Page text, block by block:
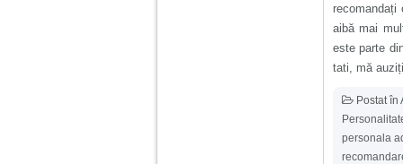
aibă mai
este parte
tati, mă
Postat în
personala